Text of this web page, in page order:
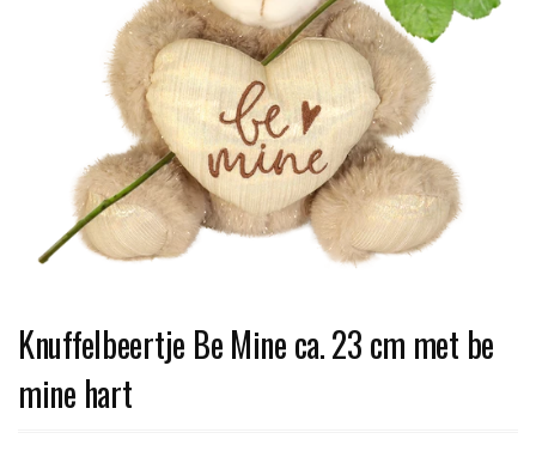
Knuffelbeertje Be Mine ca. 23 cm met be
mine hart